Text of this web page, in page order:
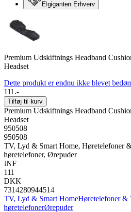
Elgiganten Erhverv
Premium Udskiftnings Headband
Headset
Dette produkt er endnu ikke blevet
111.-
Tilføj til kurv
Premium Udskiftnings Headband
Headset
950508
950508
TV, Lyd & Smart Home, Høretelefoner
høretelefoner, Ørepuder
INF
111
DKK
7314280944514
TV, Lyd & Smart HomeHøretelefoner &
høretelefonerØrepuder